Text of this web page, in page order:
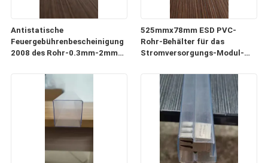
Antistatische
Feuergebührenbescheinigung
2008 des Rohr-0.3mm-2mm
525mmx78mm ESD PVC-
Rohr-Behälter für das
Stromversorgungs-Modul-